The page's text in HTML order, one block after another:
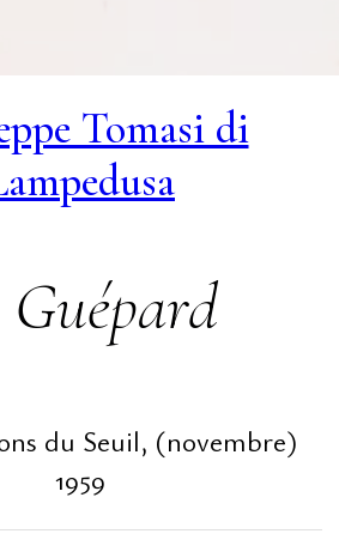
Tomasi di
du Seuil, (novembre)
1959